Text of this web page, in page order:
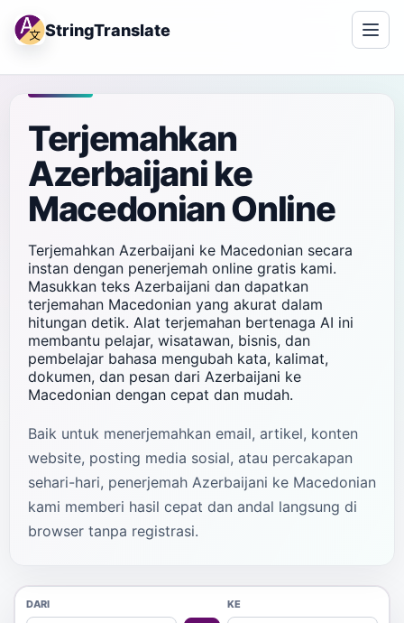
StringTranslate
Terjemahkan
Azerbaijani ke
Macedonian Online
Terjemahkan Azerbaijani ke Macedonian secara
instan dengan penerjemah online gratis kami.
Masukkan teks Azerbaijani dan dapatkan
terjemahan Macedonian yang akurat dalam
hitungan detik. Alat terjemahan bertenaga AI ini
membantu pelajar, wisatawan, bisnis, dan
pembelajar bahasa mengubah kata, kalimat,
dokumen, dan pesan dari Azerbaijani ke
Macedonian dengan cepat dan mudah.
Baik untuk menerjemahkan email, artikel, konten
website, posting media sosial, atau percakapan
sehari-hari, penerjemah Azerbaijani ke Macedonian
kami memberi hasil cepat dan andal langsung di
browser tanpa registrasi.
DARI KE